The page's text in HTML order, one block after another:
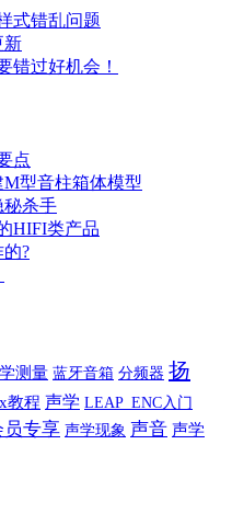
式错乱问题
新
错过好机会！
点
型音柱箱体模型
秘杀手
HIFI类产品
?
测量 蓝牙音箱 分频器 扬
教程 声学 LEAP_ENC入门
员专享 声学现象 声音 声学